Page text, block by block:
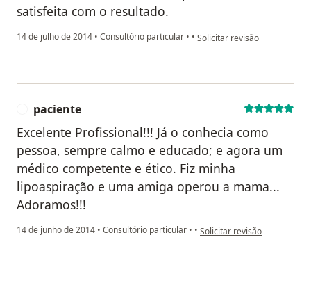
satisfeita com o resultado.
14 de julho de 2014 • Consultório particular • • na opinião do utilizador
Solicitar revisão
paciente
Excelente Profissional!!! Já o conhecia como
pessoa, sempre calmo e educado; e agora um
médico competente e ético. Fiz minha
lipoaspiração e uma amiga operou a mama...
Adoramos!!!
14 de junho de 2014 • Consultório particular • • na opinião do utilizador
Solicitar revisão